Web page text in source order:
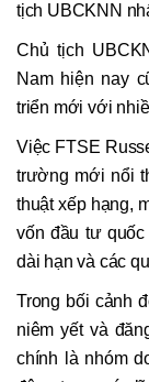
tịch UBCKNN
Chủ tịch
Nam hiện nay
triển mới với
Việc FTSE
trường mới nổi
thuật xếp hạng,
vốn đầu tư
dài hạn và các
Trong bối cảnh
niêm yết và
chính là nhóm